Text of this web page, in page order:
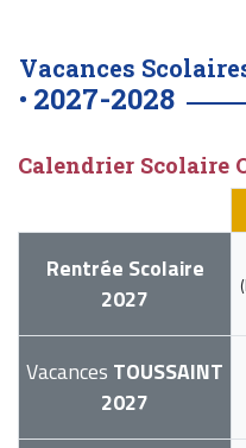
Vacances
• 2027-2028
Calendrier Scolaire
Rentrée Scolaire
2027
Vacances TOUSSAINT
2027